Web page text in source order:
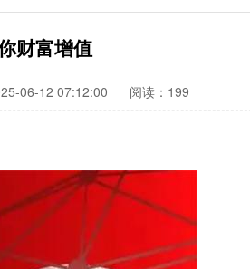
财富增值
06-12 07:12:00 阅读：199